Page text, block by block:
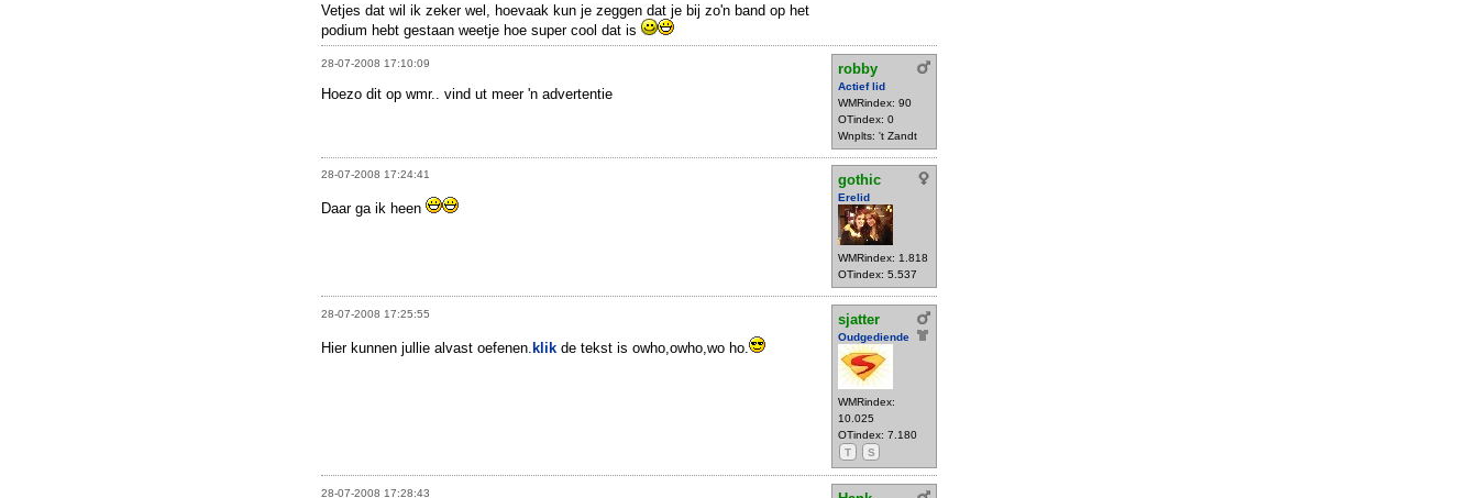
Vetjes dat wil ik zeker wel, hoevaak kun je zeggen dat je bij zo'n band op het
podium hebt gestaan weetje hoe super cool dat is
28-07-2008 17:10:09 robby
Actief lid
WMRindex: 90
OTindex: 0
Wnplts: 't Zandt
Hoezo dit op wmr.. vind ut meer 'n advertentie
28-07-2008 17:24:41 gothic
Erelid
WMRindex: 1.818
OTindex: 5.537
Daar ga ik heen
28-07-2008 17:25:55 sjatter
Oudgediende
WMRindex:
10.025
OTindex: 7.180
T
S
Hier kunnen jullie alvast oefenen. klik de tekst is owho,owho,wo ho.
28-07-2008 17:28:43